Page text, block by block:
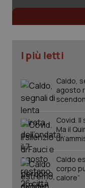
I più letti
Caldo,
agosto
Covid. Il
Ma il
Caldo
corpo
calore”
tracking-enable
tracking-
_ga